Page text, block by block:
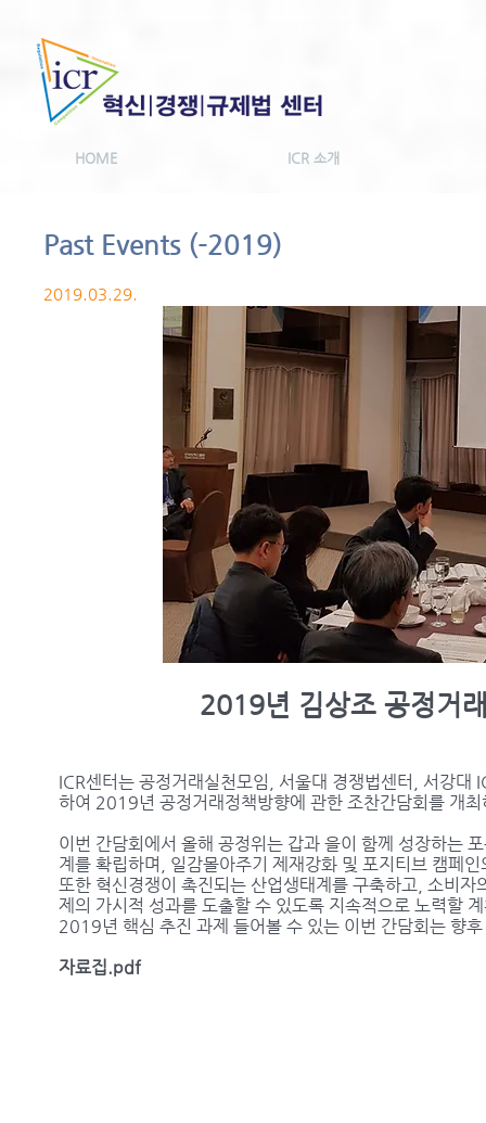
HOME ICR 소개
Past Events (-2019)
2019.03.29.
2019년 김상조 공정거
ICR센터는 공정거래실천모임, 서울대 경쟁법센터, 서강대
하여 2019년 공정거래정책방향에 관한 조찬간담회를 개
이번 간담회에서 올해 공정위는 갑과 을이 함께 성장하는
계를 확립하며
, 일감몰아주기 제재강화 및 포지티브 캠페
또한 혁신경쟁이 촉진되는 산업생태계를 구축하고, 소비자
제의 가시적 성과를 도출할 수 있도록 지속적으로 노력할
2019년 핵심 추진 과제 들어볼 수 있는 이번 간담회는 향
자료집.pdf